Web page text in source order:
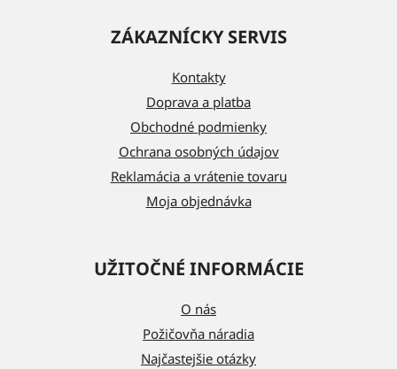
ZÁKAZNÍCKY SERVIS
Kontakty
Doprava a platba
Obchodné podmienky
Ochrana osobných údajov
Reklamácia a vrátenie tovaru
Moja objednávka
UŽITOČNÉ INFORMÁCIE
O nás
Požičovňa náradia
Najčastejšie otázky